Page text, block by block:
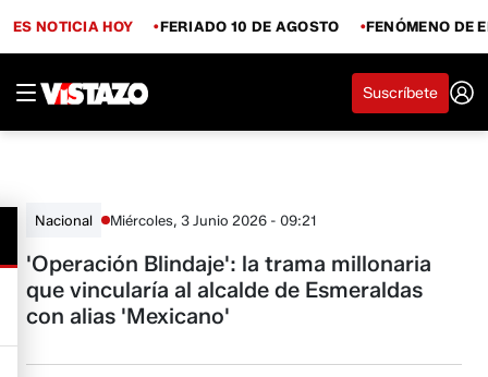
ES NOTICIA HOY FERIADO 10 DE AGOSTO FENÓMENO DE
Suscríbete
Nacional Miércoles, 3 Junio 2026 - 09:21
'Operación Blindaje': la trama millonaria
que vincularía al alcalde de Esmeraldas
con alias 'Mexicano'